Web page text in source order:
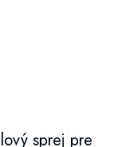
sprej pre